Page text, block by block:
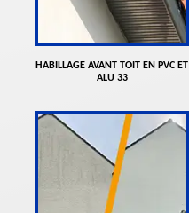
HABILLAGE AVANT TOIT EN PVC ET
ALU 33